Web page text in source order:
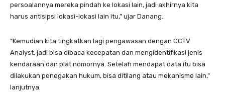
persoalannya mereka pindah ke lokasi lain, jadi akhirnya kita
harus antisipsi lokasi-lokasi lain itu,” ujar Danang.
“Kemudian kita tingkatkan lagi pengawasan dengan CCTV
Analyst, jadi bisa dibaca kecepatan dan mengidentifikasi jenis
kendaraan dan plat nomornya. Setelah mendapat data itu bisa
dilakukan penegakan hukum, bisa ditilang atau mekanisme lain,”
lanjutnya.